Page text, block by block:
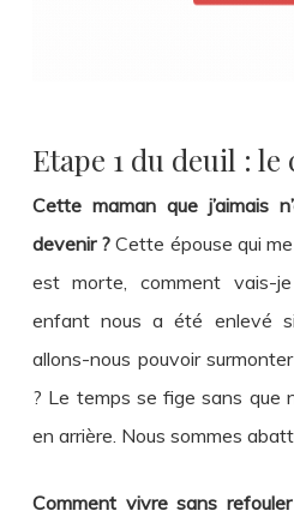
Etape 1 du deuil :
Cette maman que j’aimais
devenir ? Cette épouse qui
est morte, comment vais-
enfant nous a été enlevé
allons-nous pouvoir
? Le temps se fige sans que
en arrière. Nous sommes
Comment vivre sans